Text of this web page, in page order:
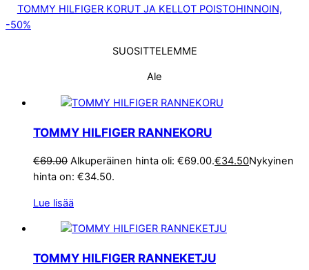
TOMMY HILFIGER KORUT JA KELLOT POISTOHINNOIN,
-50%
SUOSITTELEMME
Ale
TOMMY HILFIGER RANNEKORU
€69.00 Alkuperäinen hinta oli: €69.00.€34.50Nykyinen
hinta on: €34.50.
Lue lisää
TOMMY HILFIGER RANNEKETJU